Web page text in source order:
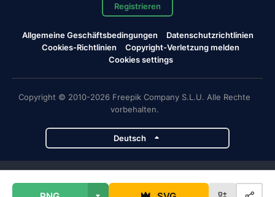
Registrieren
Allgemeine Geschäftsbedingungen
Datenschutzrichtlinien
Cookies-Richtlinien
Copyright-Verletzung melden
Cookies settings
Copyright © 2010-2026 Freepik Company S.L.U. Alle Rechte
vorbehalten.
Deutsch